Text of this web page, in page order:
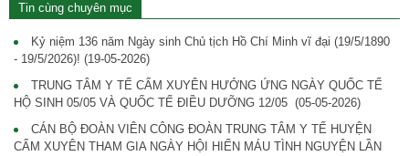
Tin cùng chuyên mục
Kỷ niệm 136 năm Ngày sinh Chủ tịch Hồ Chí Minh vĩ đại (19/5/1890
- 19/5/2026)! (19-05-2026)
TRUNG TÂM Y TẾ CẨM XUYÊN HƯỞNG ỨNG NGÀY QUỐC TẾ
HỘ SINH 05/05 VÀ QUỐC TẾ ĐIỀU DƯỠNG 12/05 (05-05-2026)
CÁN BỘ ĐOÀN VIÊN CÔNG ĐOÀN TRUNG TÂM Y TẾ HUYỆN
CẨM XUYÊN THAM GIA NGÀY HỘI HIẾN MÁU TÌNH NGUYỆN LẦN